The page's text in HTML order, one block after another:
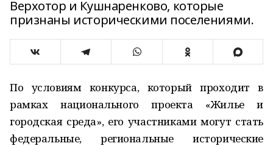
Верхотор и Кушнаренково, которые
признаны историческими поселениями.
По условиям конкурса, который проходит в
рамках национального проекта «Жилье и
городская среда», его участниками могут стать
федеральные, региональные исторические